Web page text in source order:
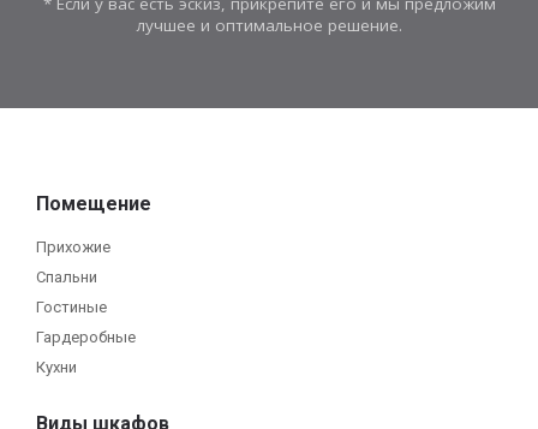
лучшее и оптимальное решение.
Помещение
Прихожие
Спальни
Гостиные
Гардеробные
Кухни
Виды шкафов